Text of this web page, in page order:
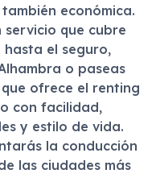
económica.
que cubre
el seguro,
o paseas
ofrece el renting
con facilidad,
y estilo de vida.
la conducción
las ciudades más